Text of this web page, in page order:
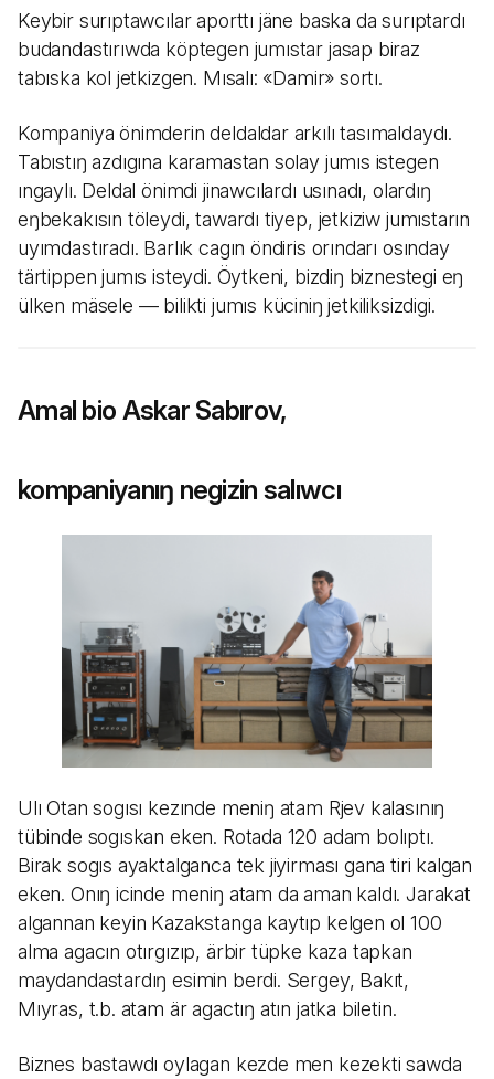
Keybir surıptawcılar aporttı jäne baska da surıptardı
budandastırıwda köptegen jumıstar jasap biraz
tabıska kol jetkizgen. Mısalı: «Damir» sortı.
Kompaniya önimderin deldaldar arkılı tasımaldaydı.
Tabıstıŋ azdıgına karamastan solay jumıs istegen
ıngaylı. Deldal önimdi jinawcılardı usınadı, olardıŋ
eŋbekakısın töleydi, tawardı tiyep, jetkiziw jumıstarın
uyımdastıradı. Barlık cagın öndiris orındarı osınday
tärtippen jumıs isteydi. Öytkeni, bizdiŋ biznestegi eŋ
ülken mäsele — bilikti jumıs küciniŋ jetkiliksizdigi.
Amal bio Askar Sabırov,
kompaniyanıŋ negizin salıwcı
Ulı Otan sogısı kezınde meniŋ atam Rjev kalasınıŋ
tübinde sogıskan eken. Rotada 120 adam bolıptı.
Birak sogıs ayaktalganca tek jiyirması gana tiri kalgan
eken. Onıŋ icinde meniŋ atam da aman kaldı. Jarakat
algannan keyin Kazakstanga kaytıp kelgen ol 100
alma agacın otırgızıp, ärbir tüpke kaza tapkan
maydandastardıŋ esimin berdi. Sergey, Bakıt,
Mıyras, t.b. atam är agactıŋ atın jatka biletin.
Biznes bastawdı oylagan kezde men kezekti sawda